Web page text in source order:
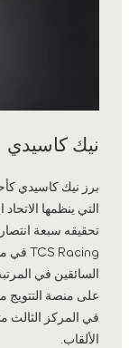
نيك كاسيدي
تحقيقه سبعة
السائقين في
على منصة التتويج
في المركز الثالث
الألقاب.